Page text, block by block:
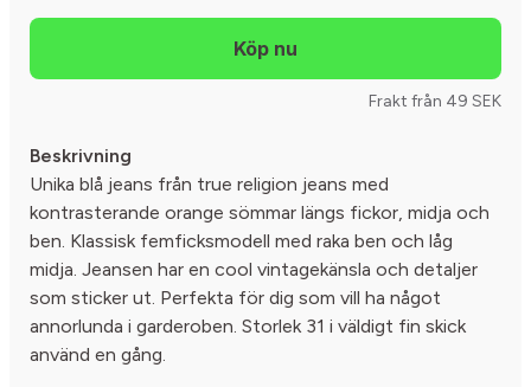
Frakt från 49 SEK
Beskrivning
Unika blå jeans från true religion jeans med
kontrasterande orange sömmar längs fickor, midja och
ben. Klassisk femficksmodell med raka ben och låg
midja. Jeansen har en cool vintagekänsla och detaljer
som sticker ut. Perfekta för dig som vill ha något
annorlunda i garderoben. Storlek 31 i väldigt fin skick
använd en gång.